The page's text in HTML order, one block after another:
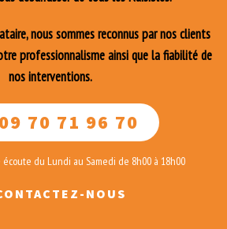
nous sommes reconnus par nos clients
professionnalisme ainsi que la fiabilité de
nos interventions.
09 70 71 96 70
écoute du Lundi au Samedi de 8h00 à 18h00
NOUS